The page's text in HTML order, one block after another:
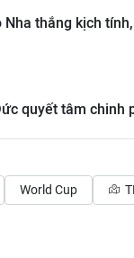
thắng kịch
quyết tâm chinh
World Cup